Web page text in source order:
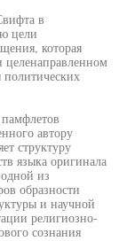
в
цели
которая
целенаправленном
политических
автору
структуру
языка оригинала
из
образности
и научной
религиозно-
сознания